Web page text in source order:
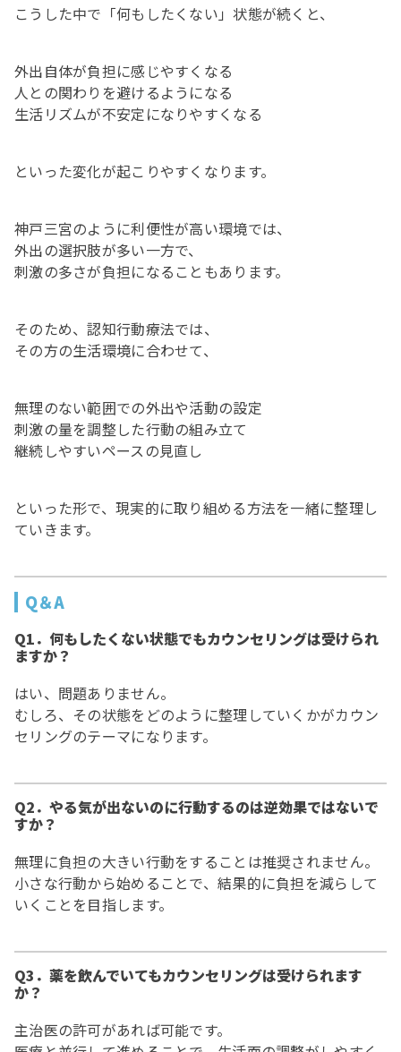
こうした中で「何もしたくない」状態が続くと、
外出自体が負担に感じやすくなる
人との関わりを避けるようになる
生活リズムが不安定になりやすくなる
といった変化が起こりやすくなります。
神戸三宮のように利便性が高い環境では、
外出の選択肢が多い一方で、
刺激の多さが負担になることもあります。
そのため、認知行動療法では、
その方の生活環境に合わせて、
無理のない範囲での外出や活動の設定
刺激の量を調整した行動の組み立て
継続しやすいペースの見直し
といった形で、現実的に取り組める方法を一緒に整理し
ていきます。
Q＆A
Q1．何もしたくない状態でもカウンセリングは受けられ
ますか？
はい、問題ありません。
むしろ、その状態をどのように整理していくかがカウン
セリングのテーマになります。
Q2．やる気が出ないのに行動するのは逆効果ではないで
すか？
無理に負担の大きい行動をすることは推奨されません。
小さな行動から始めることで、結果的に負担を減らして
いくことを目指します。
Q3．薬を飲んでいてもカウンセリングは受けられます
か？
主治医の許可があれば可能です。